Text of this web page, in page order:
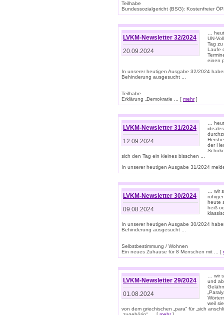
Teilhabe
Bundessozialgericht (BSG): Kostenfreier
LVKM-Newsletter 32/2024
20.09.2024
…
UN-
Tag
Laufe
einen
In unserer heutigen Ausgabe 32/2024
Behinderung ausgesucht ...
Teilhabe
Erklärung „Demokratie ... [ mehr]
LVKM-Newsletter 31/2024
12.09.2024
…
der
sich den Tag ein kleines bisschen ...
In unserer heutigen Ausgabe 31/2024
LVKM-Newsletter 30/2024
09.08.2024
… wir
heute
heiß
In unserer heutigen Ausgabe 30/2024
Behinderung ausgesucht ...
Selbstbestimmung / Wohnen
Ein neues Zuhause für 8 Menschen mit ... [
LVKM-Newsletter 29/2024
01.08.2024
… wir
und
weil
von dem griechischen „para“ für „sich